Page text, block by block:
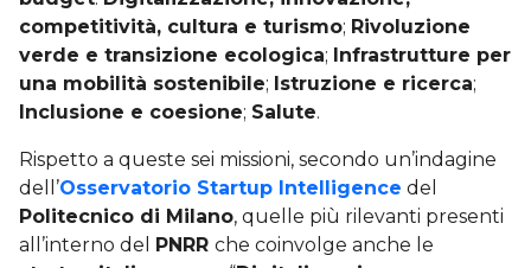
competitività, cultura e turismo; Rivoluzione
verde e transizione ecologica; Infrastrutture per
una mobilità sostenibile; Istruzione e ricerca;
Inclusione e coesione; Salute.
Rispetto a queste sei missioni, secondo un’indagine
dell’Osservatorio Startup Intelligence del
Politecnico di Milano, quelle più rilevanti presenti
all’interno del PNRR che coinvolge anche le